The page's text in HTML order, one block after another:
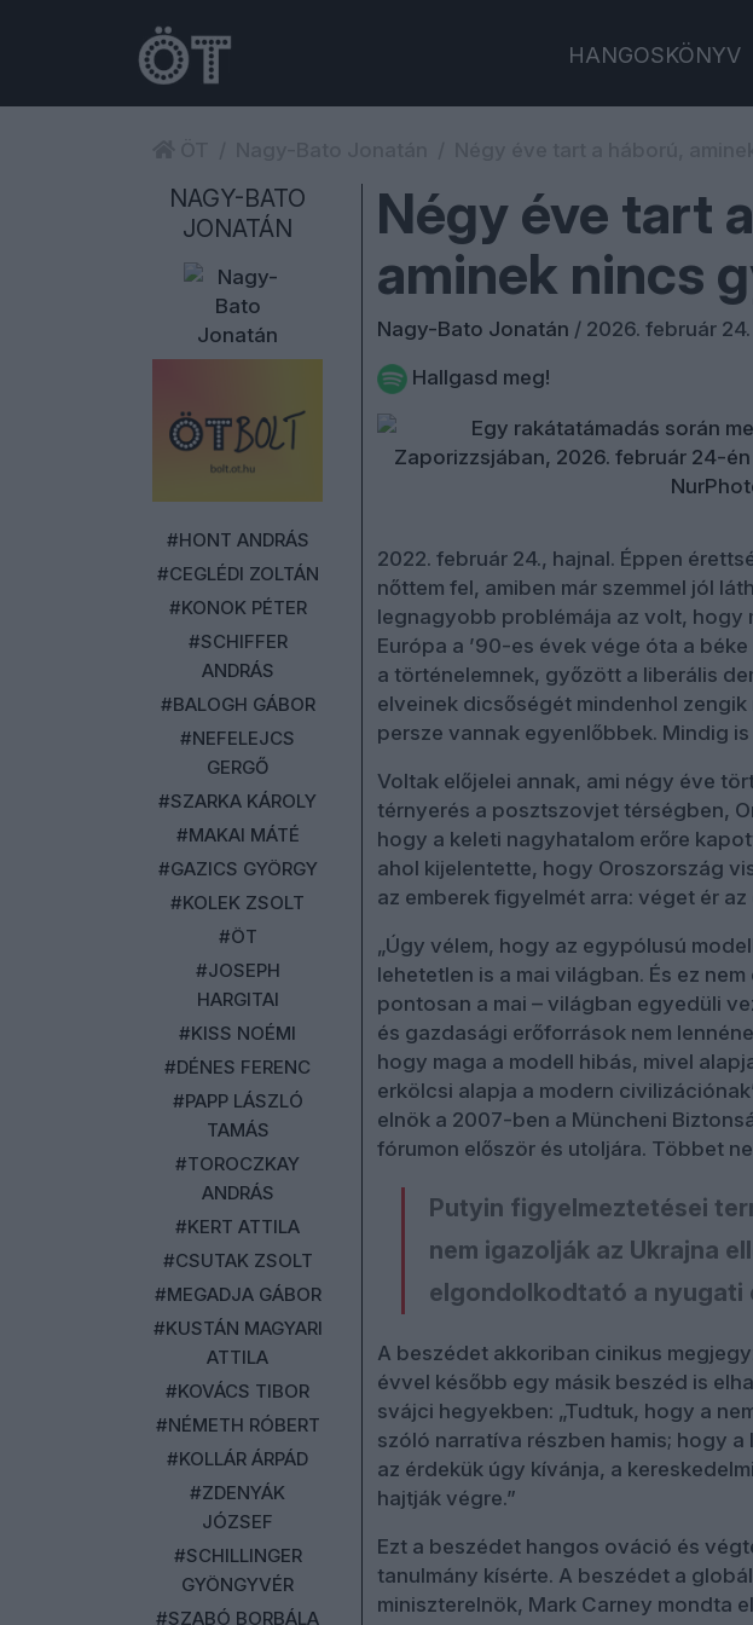
HANGOSKÖNYV
Négy éve tart
aminek nincs
Nagy-Bato Jonatán / 2026. február 24.
Hallgasd meg!
2022. február 24., hajnal. Éppen
nőttem fel, amiben már szemmel jól
legnagyobb problémája az volt, hogy
Európa a ’90-es évek vége óta a
a történelemnek, győzött a liberális
elveinek dicsőségét mindenhol
persze vannak egyenlőbbek. Mindig is
Voltak előjelei annak, ami négy éve
térnyerés a posztszovjet térségben,
hogy a keleti nagyhatalom erőre
ahol kijelentette, hogy Oroszország
az emberek figyelmét arra: véget ér
„Úgy vélem, hogy az egypólusú
lehetetlen is a mai világban. És ez
pontosan a mai – világban egyedüli
és gazdasági erőforrások nem
hogy maga a modell hibás, mivel
erkölcsi alapja a modern
elnök a 2007-ben a Müncheni
fórumon először és utoljára. Többet
Putyin figyelmeztetései
nem igazolják az Ukrajna
elgondolkodtató a nyugati
A beszédet akkoriban cinikus
évvel később egy másik beszéd is
svájci hegyekben: „Tudtuk, hogy a
szóló narratíva részben hamis; hogy
az érdekük úgy kívánja, a
hajtják végre.”
Ezt a beszédet hangos ováció és
tanulmány kísérte. A beszédet a
miniszterelnök, Mark Carney mondta
NAGY-BATO
JONATÁN
#HONT ANDRÁS
#CEGLÉDI ZOLTÁN
#KONOK PÉTER
#SCHIFFER
ANDRÁS
#BALOGH GÁBOR
#NEFELEJCS
GERGŐ
#SZARKA KÁROLY
#MAKAI MÁTÉ
#GAZICS GYÖRGY
#KOLEK ZSOLT
#ÖT
#JOSEPH
HARGITAI
#KISS NOÉMI
#DÉNES FERENC
#PAPP LÁSZLÓ
TAMÁS
#TOROCZKAY
ANDRÁS
#KERT ATTILA
#CSUTAK ZSOLT
#MEGADJA GÁBOR
#KUSTÁN MAGYARI
ATTILA
#KOVÁCS TIBOR
#NÉMETH RÓBERT
#KOLLÁR ÁRPÁD
#ZDENYÁK
JÓZSEF
#SCHILLINGER
GYÖNGYVÉR
#SZABÓ BORBÁLA